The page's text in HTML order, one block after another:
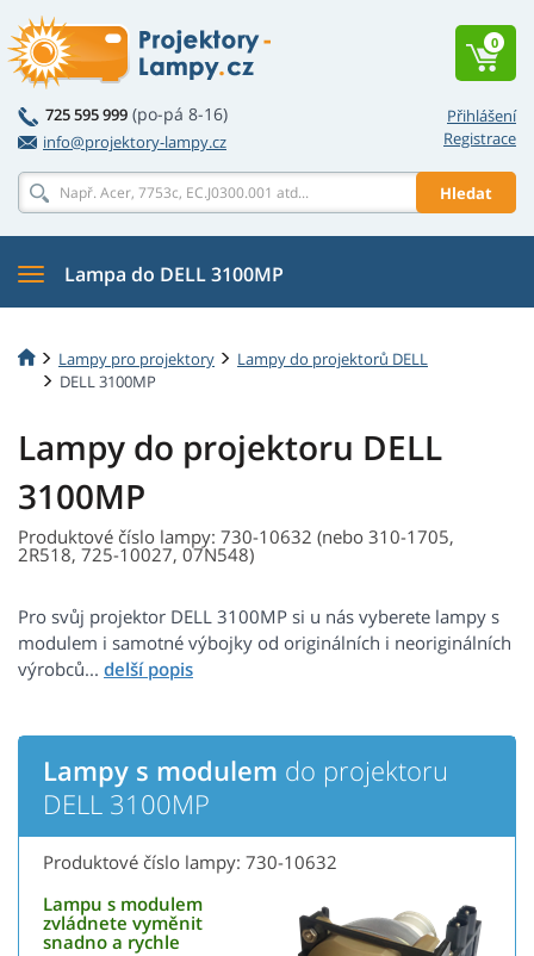
Přihlášení
Registrace
725 595 999 (po-pá 8-16)
info@projektory-lampy.cz
Hledat
0
Lampa do DELL 3100MP
Lampy pro projektory
Lampy do projektorů DELL
DELL 3100MP
Lampy do projektoru DELL
3100MP
Produktové číslo lampy: 730-10632 (nebo 310-1705,
2R518, 725-10027, 07N548)
Pro svůj projektor DELL 3100MP si u nás vyberete lampy s
modulem i samotné výbojky od originálních i neoriginálních
výrobců...
Lampy s modulem do projektoru
DELL 3100MP
Produktové číslo lampy: 730-10632
Lampu s modulem
zvládnete vyměnit
snadno a rychle